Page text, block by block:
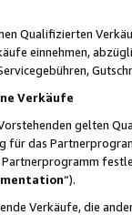
Qualifizierten
einnehmen,
Verkäufe
gelten
für das
“).
Verkäufe, die